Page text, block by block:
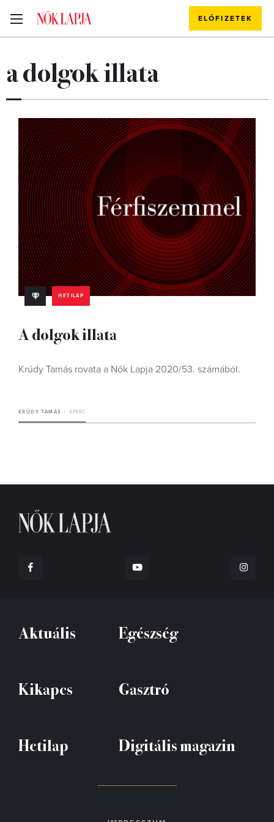
ELŐFIZETEK
a dolgok illata
HETILAP
A dolgok illata
Krúdy Tamás rovata a Nők Lapja 2020/53. számából.
KRÚDY TAMÁS 4 PERC
Aktuális Egészség
Kikapcs Gasztró
Hetilap Digitális magazin